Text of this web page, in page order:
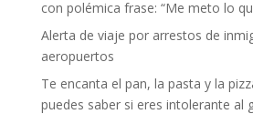
con polémica frase: “Me meto lo
Alerta de viaje por arrestos de
aeropuertos
Te encanta el pan, la pasta y la
puedes saber si eres intolerante al